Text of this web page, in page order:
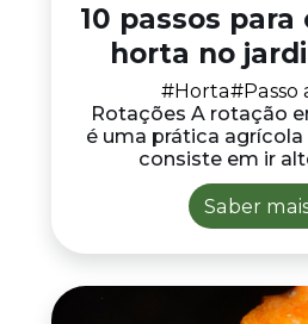
10 passos para
horta no
#Horta#Passo
Rotações A rotação
é uma prática
consiste em ir
Saber